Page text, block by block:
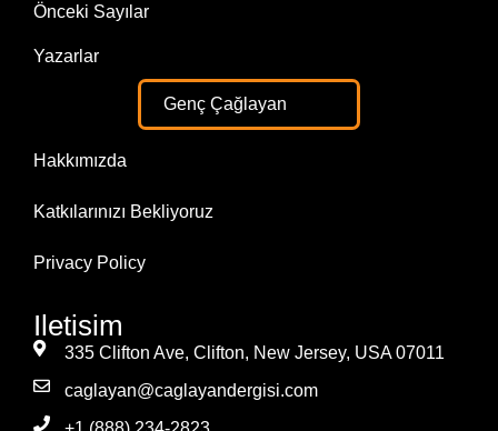
Önceki Sayılar
Yazarlar
Genç Çağlayan
Hakkımızda
Katkılarınızı Bekliyoruz
Privacy Policy
Iletisim
335 Clifton Ave, Clifton, New Jersey, USA 07011
caglayan@caglayandergisi.com